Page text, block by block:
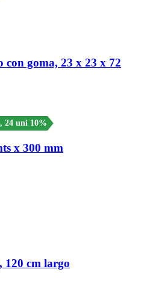
goma, 23 x 23 x 72
24 uni 10%
x 300 mm
120 cm largo